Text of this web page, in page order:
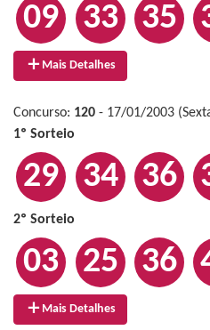
09 33 35
Mais Detalhes
Concurso: 120 - 17/01/2003
1º Sorteio
29 34 36
2º Sorteio
03 25 36
Mais Detalhes